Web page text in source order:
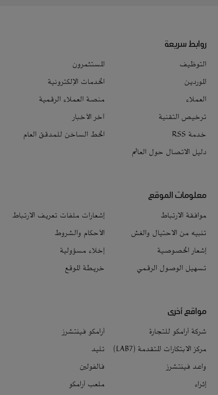
روابط سريعة
التوظيف
المستثمرون
الموردين
الخدمات الإلكترونية
العملاء
منصة العملاء الرقمية
ترخيص التقنية
آخر الأخبار
خدمة RSS
الخط الساخن للمدقق العام
دليل الاتصال حول العالم
معلومات الموقع
موافقة الارتباط
إشعارات ملفات تعريف الارتباط
تنبيه من الاحتيال والغش
الأحكام والشروط
إشعار الخصوصية
إخلاء مسؤولية
تسهيل الوصول الرقمي
خريطة الموقع
مواقع أخرى
شركة أرامكو للتجارة
أرامكو فينتشرز
مركز الابتكارات المتقدمة (LAB7)
تليد
واعد فينتشرز
فالفولين
إثراء
ملعب أرامكو